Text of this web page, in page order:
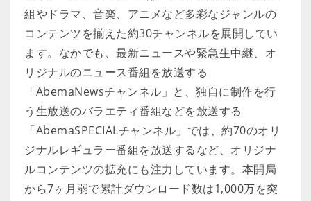
組やドラマ、音楽、アニメなど多彩なジャンルの
コンテンツを揃えた約30チャンネルを展開してい
ます。なかでも、最新ニュースや緊急生中継、オ
リジナルのニュース番組を放送する
「AbemaNewsチャンネル」と、独自に制作を行
う生放送のバラエティ番組などを放送する
「AbemaSPECIALチャンネル」では、約70のオリ
ジナルレギュラー番組を放送するなど、オリジナ
ルコンテンツの拡充にも注力しています。本開局
から7ヶ月弱で累計ダウンロード数は1,000万を突